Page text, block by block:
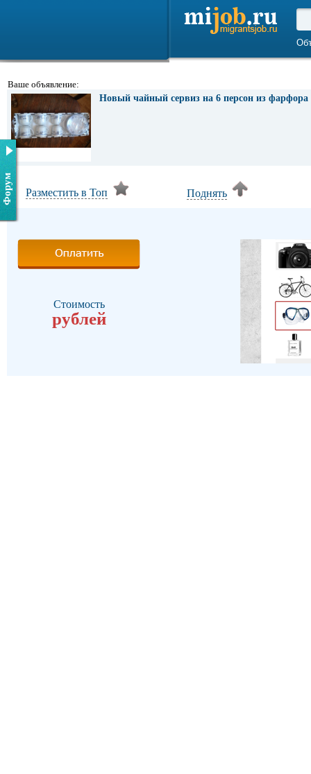
Форум
Ваше объявление:
Новый чайный сервиз на 6 персон из фарфора
Разместить в Топ Поднять
Стоимость
рублей